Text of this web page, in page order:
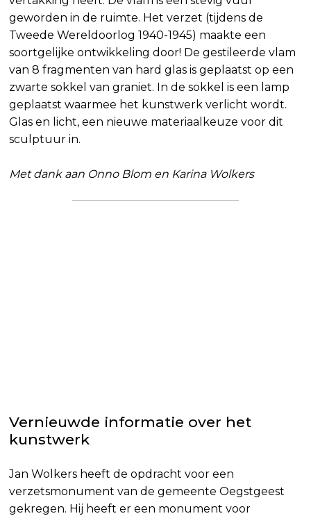
geworden in de ruimte. Het verzet (tijdens de
Tweede Wereldoorlog 1940-1945) maakte een
soortgelijke ontwikkeling door! De gestileerde vlam
van 8 fragmenten van hard glas is geplaatst op een
zwarte sokkel van graniet. In de sokkel is een lamp
geplaatst waarmee het kunstwerk verlicht wordt.
Glas en licht, een nieuwe materiaalkeuze voor dit
sculptuur in.
Met dank aan Onno Blom en Karina Wolkers
Vernieuwde informatie over het
kunstwerk
Jan Wolkers heeft de opdracht voor een
verzetsmonument van de gemeente Oegstgeest
gekregen. Hij heeft er een monument voor